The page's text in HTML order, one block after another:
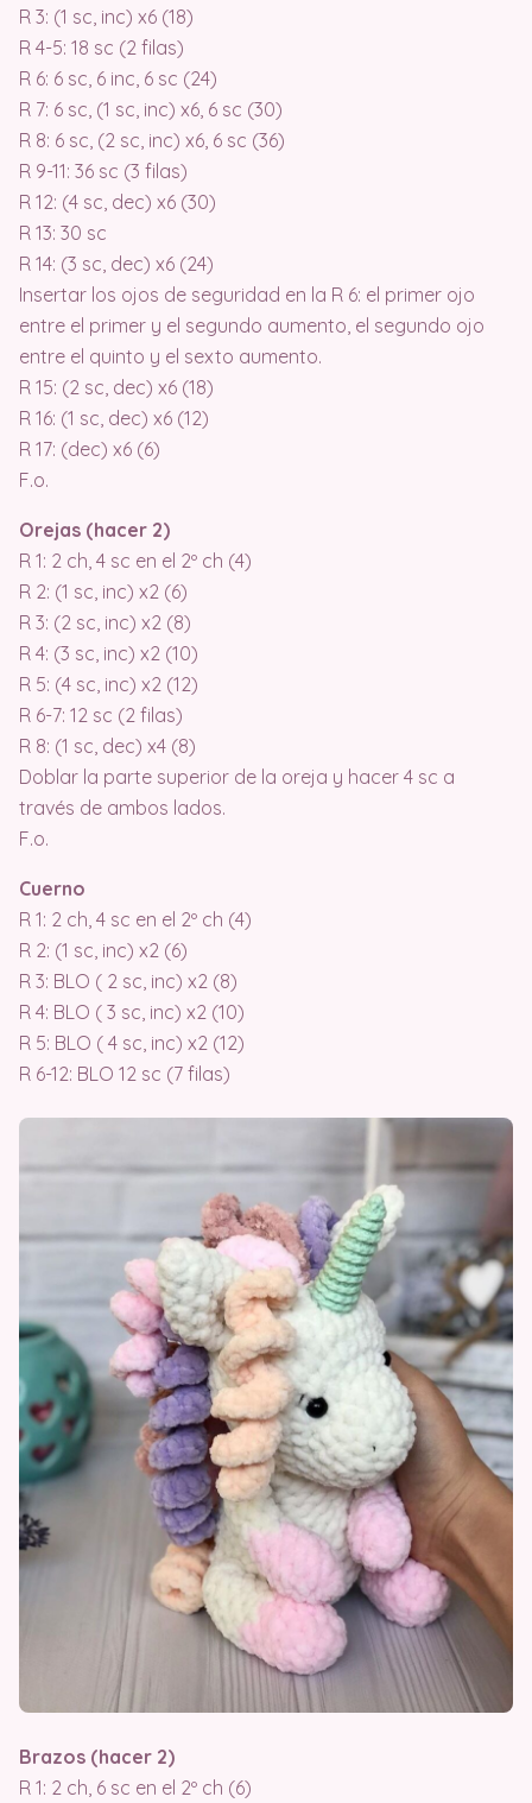
R 3: (1 sc, inc) x6 (18)
R 4-5: 18 sc (2 filas)
R 6: 6 sc, 6 inc, 6 sc (24)
R 7: 6 sc, (1 sc, inc) x6, 6 sc (30)
R 8: 6 sc, (2 sc, inc) x6, 6 sc (36)
R 9-11: 36 sc (3 filas)
R 12: (4 sc, dec) x6 (30)
R 13: 30 sc
R 14: (3 sc, dec) x6 (24)
Insertar los ojos de seguridad en la R 6: el primer ojo
entre el primer y el segundo aumento, el segundo ojo
entre el quinto y el sexto aumento.
R 15: (2 sc, dec) x6 (18)
R 16: (1 sc, dec) x6 (12)
R 17: (dec) x6 (6)
F.o.
Orejas (hacer 2)
R 1: 2 ch, 4 sc en el 2º ch (4)
R 2: (1 sc, inc) x2 (6)
R 3: (2 sc, inc) x2 (8)
R 4: (3 sc, inc) x2 (10)
R 5: (4 sc, inc) x2 (12)
R 6-7: 12 sc (2 filas)
R 8: (1 sc, dec) x4 (8)
Doblar la parte superior de la oreja y hacer 4 sc a
través de ambos lados.
F.o.
Cuerno
R 1: 2 ch, 4 sc en el 2º ch (4)
R 2: (1 sc, inc) x2 (6)
R 3: BLO ( 2 sc, inc) x2 (8)
R 4: BLO ( 3 sc, inc) x2 (10)
R 5: BLO ( 4 sc, inc) x2 (12)
R 6-12: BLO 12 sc (7 filas)
Brazos (hacer 2)
R 1: 2 ch, 6 sc en el 2º ch (6)